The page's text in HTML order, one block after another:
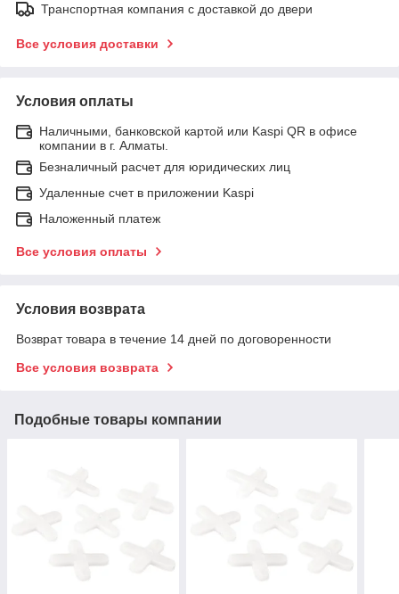
Транспортная компания с доставкой до двери
Все условия доставки
Условия оплаты
Наличными, банковской картой или Kaspi QR в офисе
компании в г. Алматы.
Безналичный расчет для юридических лиц
Удаленные счет в приложении Kaspi
Наложенный платеж
Все условия оплаты
Условия возврата
Возврат товара в течение 14 дней по договоренности
Все условия возврата
Подобные товары компании